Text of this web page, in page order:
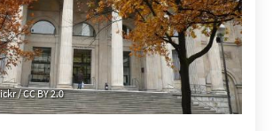
/ CC BY 2.0